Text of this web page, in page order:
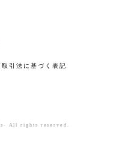
取引法に基づく表記
All rights reserved.